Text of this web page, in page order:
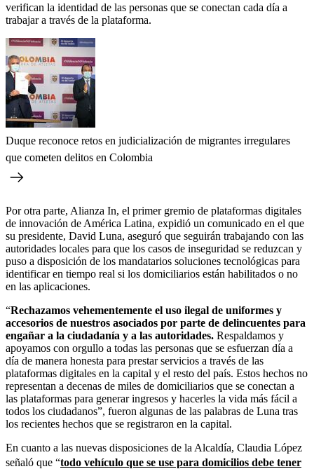
verifican la identidad de las personas que se conectan cada día a
trabajar a través de la plataforma.
Duque reconoce retos en judicialización de migrantes irregulares
que cometen delitos en Colombia
Por otra parte, Alianza In, el primer gremio de plataformas digitales
de innovación de América Latina, expidió un comunicado en el que
su presidente, David Luna, aseguró que seguirán trabajando con las
autoridades locales para que los casos de inseguridad se reduzcan y
puso a disposición de los mandatarios soluciones tecnológicas para
identificar en tiempo real si los domiciliarios están habilitados o no
en las aplicaciones.
“Rechazamos vehementemente el uso ilegal de uniformes y
accesorios de nuestros asociados por parte de delincuentes para
engañar a la ciudadanía y a las autoridades. Respaldamos y
apoyamos con orgullo a todas las personas que se esfuerzan día a
día de manera honesta para prestar servicios a través de las
plataformas digitales en la capital y el resto del país. Estos hechos no
representan a decenas de miles de domiciliarios que se conectan a
las plataformas para generar ingresos y hacerles la vida más fácil a
todos los ciudadanos”, fueron algunas de las palabras de Luna tras
los recientes hechos que se registraron en la capital.
En cuanto a las nuevas disposiciones de la Alcaldía, Claudia López
señaló que “todo vehículo que se use para domicilios debe tener